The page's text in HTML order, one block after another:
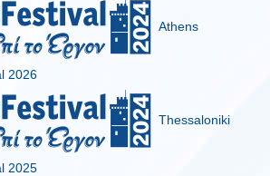
Athens
2026
Thessaloniki
2025